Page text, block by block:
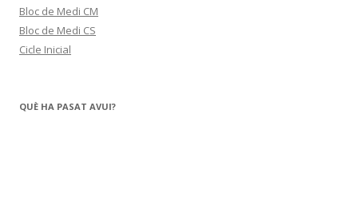
Bloc de Medi CM
Bloc de Medi CS
Cicle Inicial
QUÈ HA PASAT AVUI?